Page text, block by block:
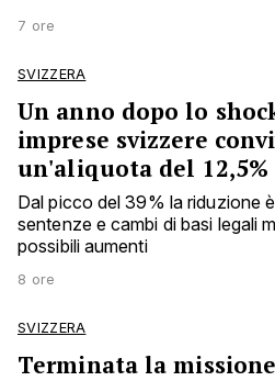
7 ore
SVIZZERA
Un anno dopo lo
imprese svizzere
un'aliquota del 12,5%
Dal picco del 39% la riduzione
sentenze e cambi di basi legali
possibili aumenti
8 ore
SVIZZERA
Terminata la